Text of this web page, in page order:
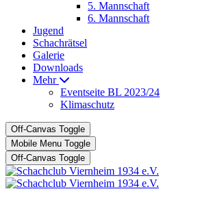
5. Mannschaft
6. Mannschaft
Jugend
Schachrätsel
Galerie
Downloads
Mehr
Eventseite BL 2023/24
Klimaschutz
Off-Canvas Toggle
Mobile Menu Toggle
Off-Canvas Toggle